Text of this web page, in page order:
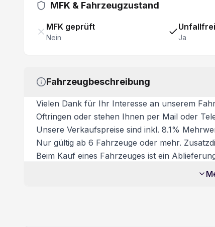
Kollisionswarner
Seiten- und Kopfairbag vorn
Totwinkel-Assistent
MFK & Fahrzeugzustand
MFK geprüft
Nein
Unfallfrei
Ja
Fahrzeugbeschreibung
Vielen Dank für Ihr Interesse an unserem
Oftringen oder stehen Ihnen per Mail oder
Unsere Verkaufspreise sind inkl. 8.1%
Nur gültig ab 6 Fahrzeuge oder mehr.
Beim Kauf eines Fahrzeuges ist ein